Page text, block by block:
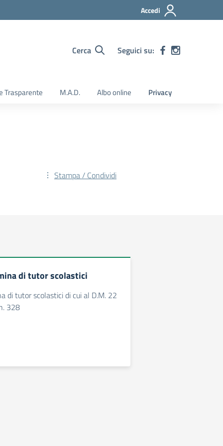
Accedi
Cerca Seguici su:
Trasparente M.A.D. Albo online Privacy
Stampa / Condividi
di tutor scolastici
di tutor scolastici di cui al D.M. 22
328